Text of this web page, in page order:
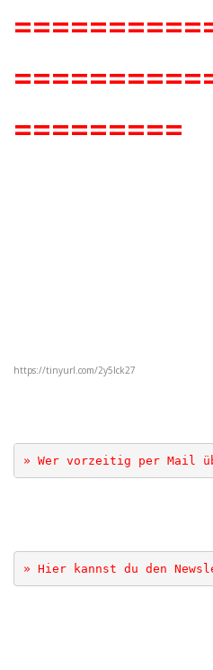
=========
https://tinyurl.com/2y5lck27
» Wer vorzeitig per Mail
» Hier kannst du den